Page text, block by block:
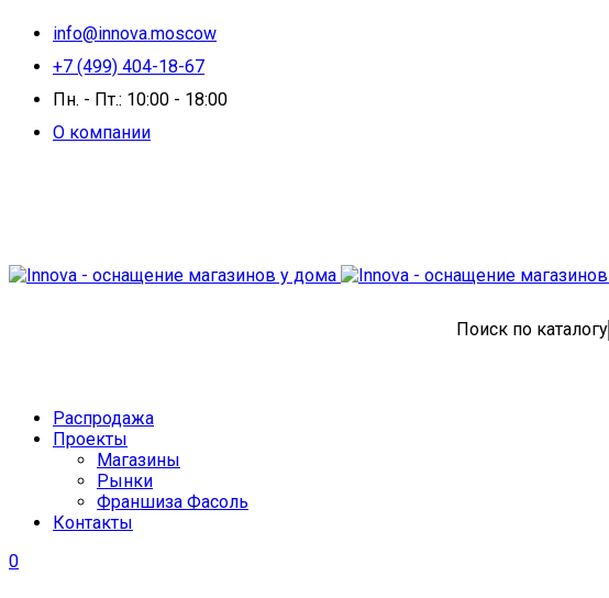
info@innova.moscow
+7 (499) 404-18-67
Пн. - Пт.: 10:00 - 18:00
О компании
Поиск по каталогу
Распродажа
Проекты
Магазины
Рынки
Франшиза Фасоль
Контакты
0